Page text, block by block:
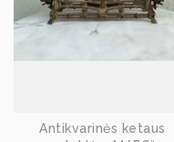
Antikvarinės ketaus